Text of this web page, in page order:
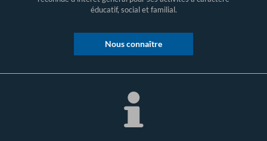
éducatif, social et familial.
Nous connaître